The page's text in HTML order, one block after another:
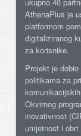
AthenaPlus je
platformom
digitaliziranog
za korisnike.
Projekt je
politikama za
Okvirnog
inovativnost
umjetnost i